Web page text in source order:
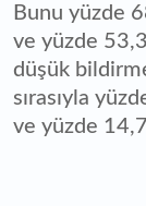
Bunu yüzde
ve yüzde
düşük
sırasıyla
ve yüzde